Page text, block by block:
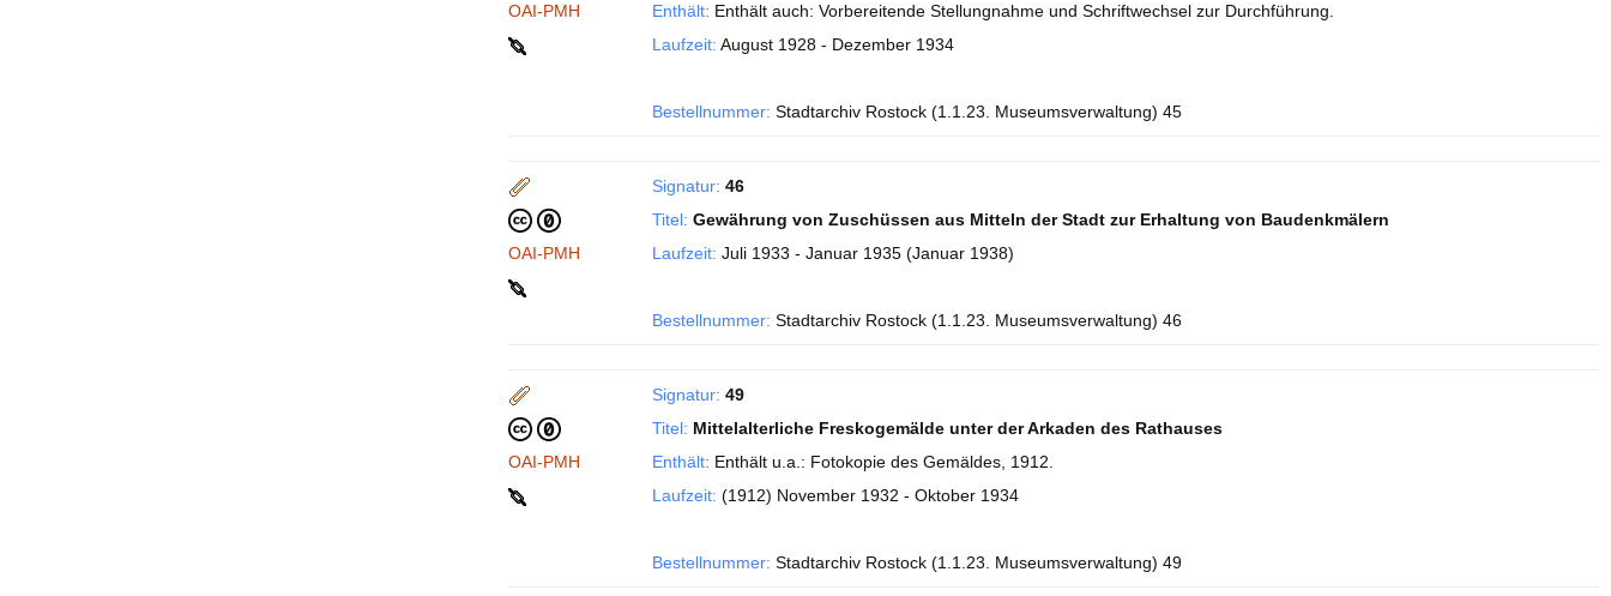
OAI-PMH
Enthält: Enthält auch: Vorbereitende Stellungnahme und Schriftwechsel zur Durchführung.
Laufzeit: August 1928 - Dezember 1934
Bestellnummer: Stadtarchiv Rostock (1.1.23. Museumsverwaltung) 45
OAI-PMH
Signatur: 46
Titel: Gewährung von Zuschüssen aus Mitteln der Stadt zur Erhaltung von Baudenkmälern
Laufzeit: Juli 1933 - Januar 1935 (Januar 1938)
Bestellnummer: Stadtarchiv Rostock (1.1.23. Museumsverwaltung) 46
OAI-PMH
Signatur: 49
Titel: Mittelalterliche Freskogemälde unter der Arkaden des Rathauses
Enthält: Enthält u.a.: Fotokopie des Gemäldes, 1912.
Laufzeit: (1912) November 1932 - Oktober 1934
Bestellnummer: Stadtarchiv Rostock (1.1.23. Museumsverwaltung) 49